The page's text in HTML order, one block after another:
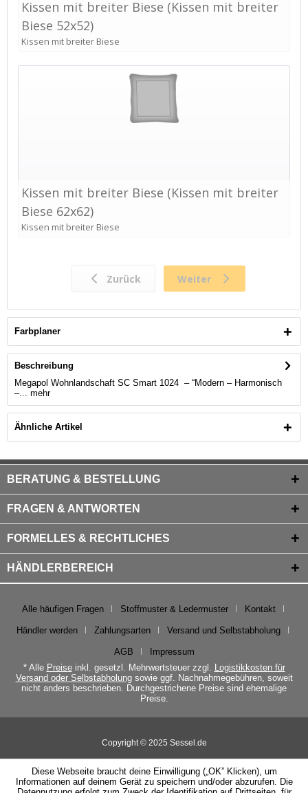
Farbplaner
Beschreibung
Megapol Wohnlandschaft SC Smart 1024 – “Modern – Harmonisch
–... mehr
Ähnliche Artikel
BERATUNG & BESTELLUNG
FRAGEN & ANTWORTEN
FORMELLES & RECHTLICHES
HÄNDLERBEREICH
Alle häufigen Fragen Stoffmuster & Ledermuster Kontakt
Händler werden Zahlungsarten Versand und Selbstabholung
AGB
Impressum
* Alle Preiseinkl. gesetzl. Mehrwertsteuer zzgl. Logistikkosten für
Versand oder Selbstabholungsowie ggf. Nachnahmegebühren, soweit
nicht anders beschrieben. Durchgestrichene Preise sind ehemalige
Preise.
Copyright © 2025 Sessel.de
Diese Webseite braucht deine Einwilligung („OK” Klicken), um
Informationen auf deinem Gerät zu speichern und/oder abzurufen. Die